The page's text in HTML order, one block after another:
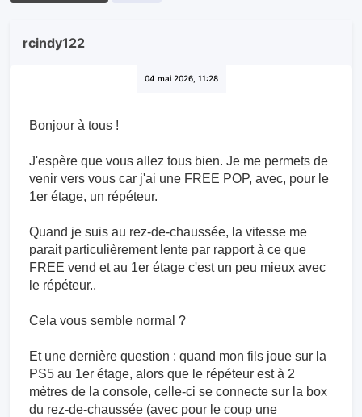
rcindy122
04 mai 2026, 11:28
Bonjour à tous !
J'espère que vous allez tous bien. Je me permets de
venir vers vous car j'ai une FREE POP, avec, pour le
1er étage, un répéteur.
Quand je suis au rez-de-chaussée, la vitesse me
parait particulièrement lente par rapport à ce que
FREE vend et au 1er étage c'est un peu mieux avec
le répéteur..
Cela vous semble normal ?
Et une dernière question : quand mon fils joue sur la
PS5 au 1er étage, alors que le répéteur est à 2
mètres de la console, celle-ci se connecte sur la box
du rez-de-chaussée (avec pour le coup une